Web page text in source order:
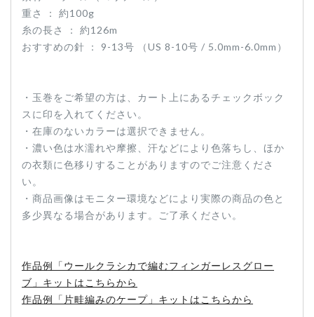
重さ ： 約100g
糸の長さ ： 約126m
おすすめの針 ： 9-13号 （US 8-10号 / 5.0mm-6.0mm）
・玉巻をご希望の方は、カート上にあるチェックボック
スに印を入れてください。
・在庫のないカラーは選択できません。
・濃い色は水濡れや摩擦、汗などにより色落ちし、ほか
の衣類に色移りすることがありますのでご注意くださ
い。
・商品画像はモニター環境などにより実際の商品の色と
多少異なる場合があります。ご了承ください。
作品例「ウールクラシカで編むフィンガーレスグロー
ブ」キットはこちらから
作品例「片畦編みのケープ」キットはこちらから